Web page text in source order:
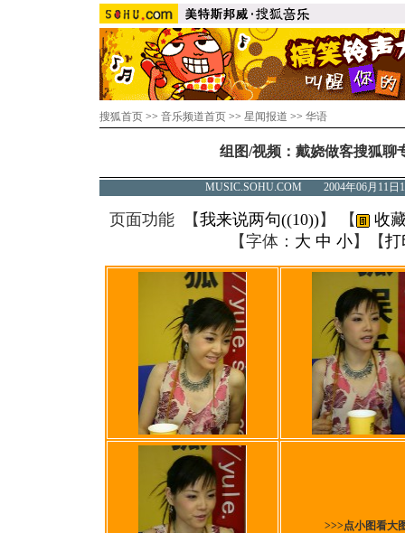
搜狐首页 >> 音乐频道首页 >> 星闻报道 >> 华语
组图/视频：戴娆做客搜狐聊
MUSIC.SOHU.COM 2004年06月11
页面功能 【我来说两句((10))】 【
收
【字体： 大 中 小】【打
>>>点小图看大